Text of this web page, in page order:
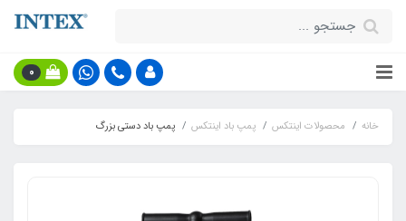
0
خانه محصولات اینتکس پمپ باد اینتکس پمپ باد دستی بزرگ